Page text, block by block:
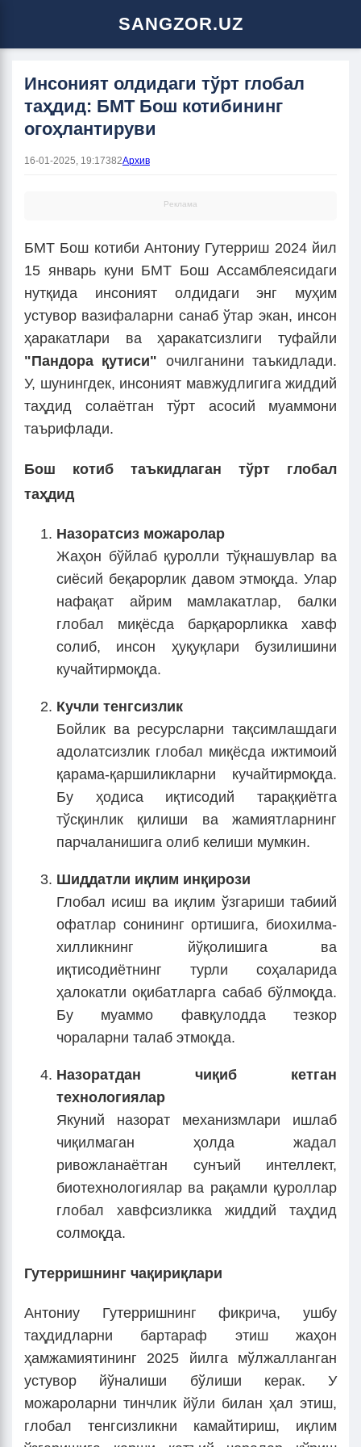
SANGZOR.UZ
Инсоният олдидаги тўрт глобал
таҳдид: БМТ Бош котибининг
огоҳлантируви
16-01-2025, 19:17382Архив
Реклама
БМТ Бош котиби Антониу Гутерриш 2024 йил
15 январь куни БМТ Бош Ассамблеясидаги
нутқида инсоният олдидаги энг муҳим
устувор вазифаларни санаб ўтар экан, инсон
ҳаракатлари ва ҳаракатсизлиги туфайли
"Пандора қутиси" очилганини таъкидлади.
У, шунингдек, инсоният мавжудлигига жиддий
таҳдид солаётган тўрт асосий муаммони
таърифлади.
Бош котиб таъкидлаган тўрт глобал
таҳдид
Назоратсиз можаролар
Жаҳон бўйлаб қуролли тўқнашувлар ва
сиёсий беқарорлик давом этмоқда. Улар
нафақат айрим мамлакатлар, балки
глобал миқёсда барқарорликка хавф
солиб, инсон ҳуқуқлари бузилишини
кучайтирмоқда.
Кучли тенгсизлик
Бойлик ва ресурсларни тақсимлашдаги
адолатсизлик глобал миқёсда ижтимоий
қарама-қаршиликларни кучайтирмоқда.
Бу ҳодиса иқтисодий тараққиётга
тўсқинлик қилиши ва жамиятларнинг
парчаланишига олиб келиши мумкин.
Шиддатли иқлим инқирози
Глобал исиш ва иқлим ўзгариши табиий
офатлар сонининг ортишига, биохилма-
хилликнинг йўқолишига ва
иқтисодиётнинг турли соҳаларида
ҳалокатли оқибатларга сабаб бўлмоқда.
Бу муаммо фавқулодда тезкор
чораларни талаб этмоқда.
Назоратдан чиқиб кетган
технологиялар
Якуний назорат механизмлари ишлаб
чиқилмаган ҳолда жадал
ривожланаётган сунъий интеллект,
биотехнологиялар ва рақамли қуроллар
глобал хавфсизликка жиддий таҳдид
солмоқда.
Гутерришнинг чақириқлари
Антониу Гутерришнинг фикрича, ушбу
таҳдидларни бартараф этиш жаҳон
ҳамжамиятининг 2025 йилга мўлжалланган
устувор йўналиши бўлиши керак. У
можароларни тинчлик йўли билан ҳал этиш,
глобал тенгсизликни камайтириш, иқлим